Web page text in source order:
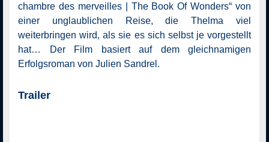
chambre des merveilles | The Book Of Wonders“ von
einer unglaublichen Reise, die Thelma viel
weiterbringen wird, als sie es sich selbst je vorgestellt
hat… Der Film basiert auf dem gleichnamigen
Erfolgsroman von Julien Sandrel.
Trailer